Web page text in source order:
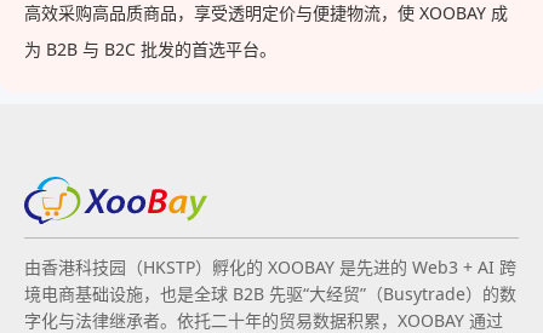
高效采购高品质商品，享受透明定价与便捷物流，使 XOOBAY 成
为 B2B 与 B2C 批发的首选平台。
由香港科技园（HKSTP）孵化的 XOOBAY 是先进的 Web3 + AI 跨
境电商基础设施，也是全球 B2B 先驱“大经贸”（Busytrade）的数
字化与法律继承者。依托二十年的贸易数据积累，XOOBAY 通过